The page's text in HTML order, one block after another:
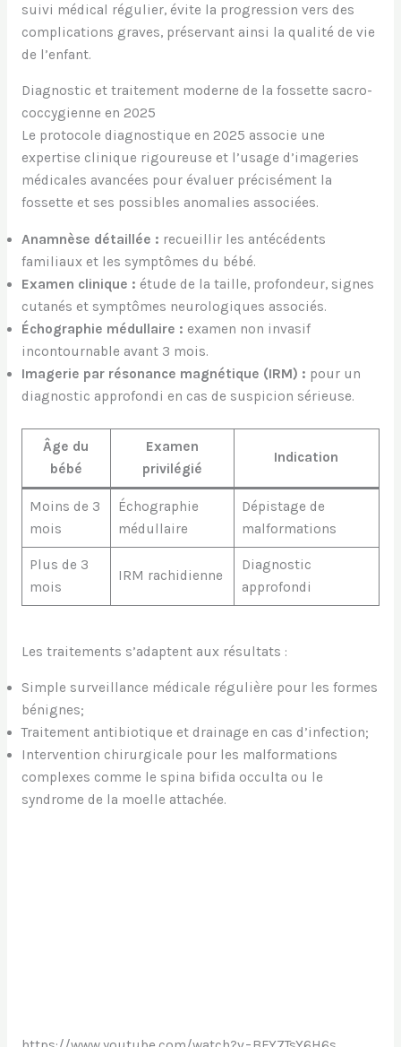
suivi médical régulier, évite la progression vers des
complications graves, préservant ainsi la qualité de vie
de l’enfant.
Diagnostic et traitement moderne de la fossette sacro-
coccygienne en 2025
Le protocole diagnostique en 2025 associe une
expertise clinique rigoureuse et l’usage d’imageries
médicales avancées pour évaluer précisément la
fossette et ses possibles anomalies associées.
Anamnèse détaillée : recueillir les antécédents
familiaux et les symptômes du bébé.
Examen clinique : étude de la taille, profondeur, signes
cutanés et symptômes neurologiques associés.
Échographie médullaire : examen non invasif
incontournable avant 3 mois.
Imagerie par résonance magnétique (IRM) : pour un
diagnostic approfondi en cas de suspicion sérieuse.
Âge du
bébé
Examen
privilégié
Indication
Moins de 3
mois
Échographie
médullaire
Dépistage de
malformations
Plus de 3
mois
IRM rachidienne
Diagnostic
approfondi
Les traitements s’adaptent aux résultats :
Simple surveillance médicale régulière pour les formes
bénignes;
Traitement antibiotique et drainage en cas d’infection;
Intervention chirurgicale pour les malformations
complexes comme le spina bifida occulta ou le
syndrome de la moelle attachée.